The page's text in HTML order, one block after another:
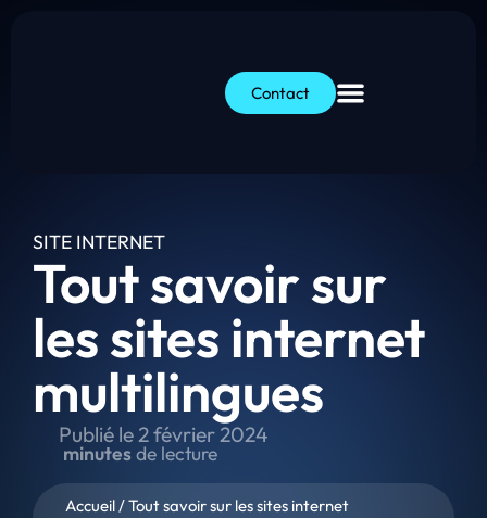
Contact
SITE INTERNET
Tout savoir sur
les sites internet
multilingues
Publié le2 février 2024
minutesde lecture
Accueil/Tout savoir sur les sites internet